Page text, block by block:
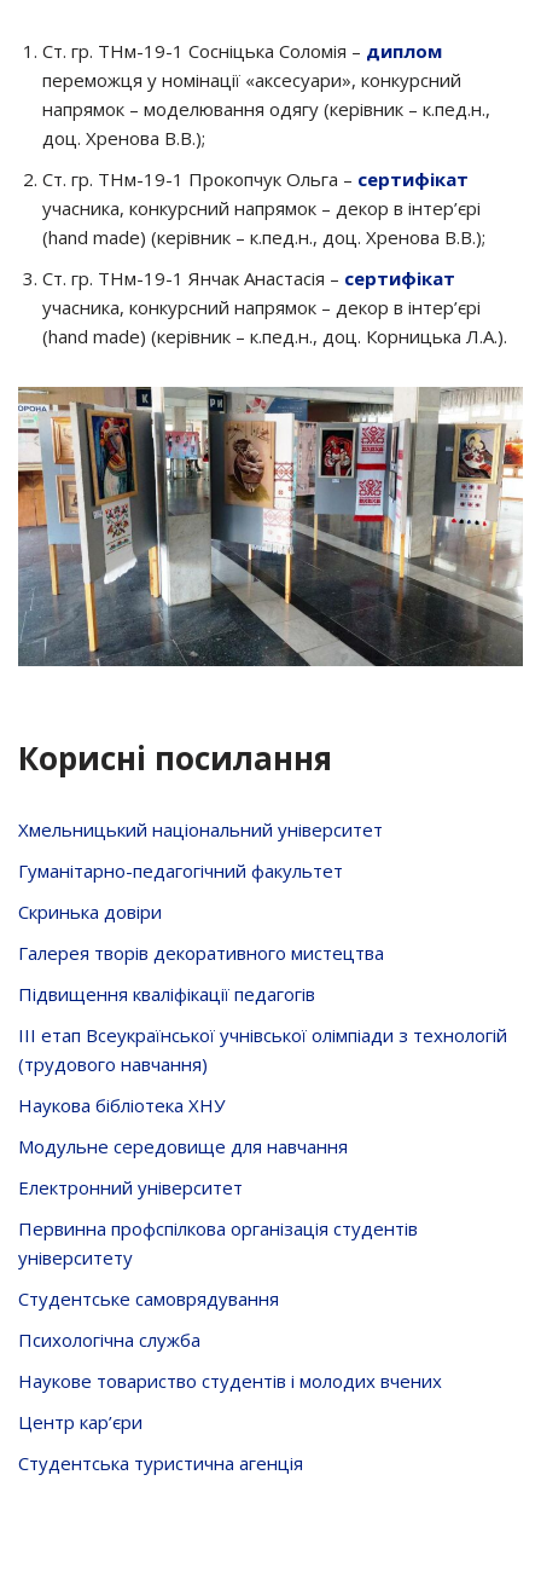
Ст. гр. ТНм-19-1 Сосніцька Соломія – диплом
переможця у номінації «аксесуари», конкурсний
напрямок – моделювання одягу (керівник – к.пед.н.,
доц. Хренова В.В.);
Ст. гр. ТНм-19-1 Прокопчук Ольга – сертифікат
учасника, конкурсний напрямок – декор в інтер’єрі
(hand made) (керівник – к.пед.н., доц. Хренова В.В.);
Ст. гр. ТНм-19-1 Янчак Анастасія – сертифікат
учасника, конкурсний напрямок – декор в інтер’єрі
(hand made) (керівник – к.пед.н., доц. Корницька Л.А.).
Корисні посилання
Хмельницький національний університет
Гуманітарно-педагогічний факультет
Скринька довiри
Галерея творів декоративного мистецтва
Підвищення кваліфікації педагогів
ІІІ етап Всеукраїнської учнівської олімпіади з технологій
(трудового навчання)
Наукова бібліотека ХНУ
Модульне середовище для навчання
Електронний університет
Первинна профспілкова організація студентів
університету
Студентське самоврядування
Психологічна служба
Наукове товариство студентів і молодих вчених
Центр кар’єри
Студентська туристична агенція